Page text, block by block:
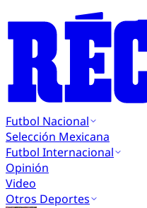
Futbol Nacional
Selección Mexicana
Futbol Internacional
Opinión
Video
Otros Deportes